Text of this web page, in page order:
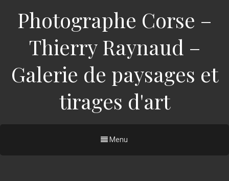
Photographe Corse –
Thierry Raynaud –
Galerie de paysages et
tirages d'art
Menu